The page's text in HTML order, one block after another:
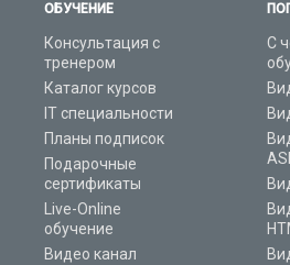
ОБУЧЕНИЕ
Консультация с
тренером
Каталог курсов
IT специальности
Планы подписок
Подарочные
сертификаты
Live-Online
обучение
Видео канал
С